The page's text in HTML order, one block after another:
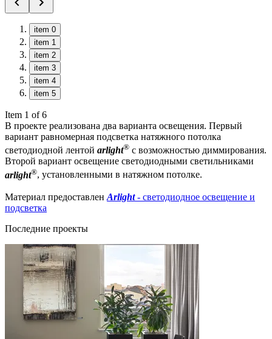
item 0
item 1
item 2
item 3
item 4
item 5
Item 1 of 6
В проекте реализована два варианта освещения. Первый
вариант равномерная подсветка натяжного потолка
светодиодной лентой arlight® с возможностью диммирования.
Второй вариант освещение светодиодными светильниками
arlight®, установленными в натяжном потолке.
Материал предоставлен Arlight- светодиодное освещение и
подсветка
Последние проекты